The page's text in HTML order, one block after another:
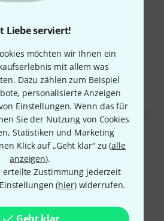
Liebe serviert!
möchten wir Ihnen ein
mit allem was
Dazu zählen zum Beispiel
personalisierte Anzeigen
Einstellungen. Wenn das für
Sie der Nutzung von Cookies
Statistiken und Marketing
Klick auf „Geht klar“ zu (alle
anzeigen).
erteilte Zustimmung jederzeit
(hier) widerrufen.
Geht klar
entspricht dem einer
die Qualität ist beeindruckend.
Snare, die ich durch eine
habe. Sie klingt jetzt
zufrieden...
MELDEN
27.11.2025